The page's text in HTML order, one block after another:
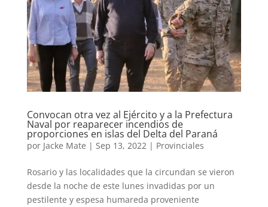
Convocan otra vez al Ejército y a la Prefectura
Naval por reaparecer incendios de
proporciones en islas del Delta del Paraná
por Jacke Mate | Sep 13, 2022| Provinciales
Rosario y las localidades que la circundan se vieron
desde la noche de este lunes invadidas por un
pestilente y espesa humareda proveniente